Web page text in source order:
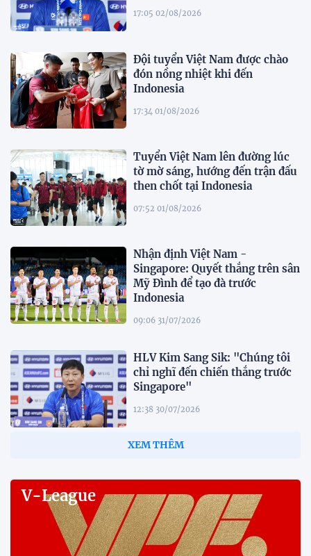
17:05 02/08/2026
Đội tuyển Việt Nam được chào
đón nồng nhiệt khi đến
Indonesia
17:34 01/08/2026
Tuyển Việt Nam lên đường lúc
tờ mờ sáng, hướng đến trận đấu
then chốt tại Indonesia
07:52 01/08/2026
Nhận định Việt Nam -
Singapore: Quyết thắng trên sân
Mỹ Đình để tạo đà trước
Indonesia
09:06 31/07/2026
HLV Kim Sang Sik: "Chúng tôi
chỉ nghĩ đến chiến thắng trước
Singapore"
12:38 30/07/2026
12:32 30/07/2026
Tiền đạo Đình Bắc: "Chỉ cần đội